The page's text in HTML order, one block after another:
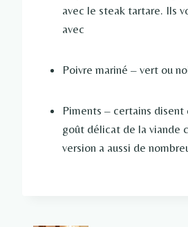
avec le steak tartare. Ils
avec
Poivre mariné – vert ou
Piments – certains
goût délicat de la viande
version a aussi de